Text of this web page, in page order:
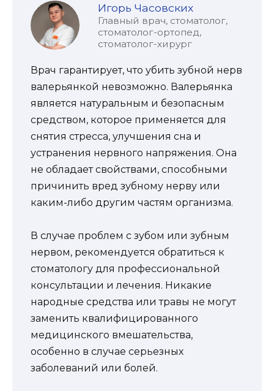
Игорь Часовских
Главный врач, стоматолог,
стоматолог-ортопед,
стоматолог-хирург
Врач гарантирует, что убить зубной нерв
валерьянкой невозможно. Валерьянка
является натуральным и безопасным
средством, которое применяется для
снятия стресса, улучшения сна и
устранения нервного напряжения. Она
не обладает свойствами, способными
причинить вред зубному нерву или
каким-либо другим частям организма.
В случае проблем с зубом или зубным
нервом, рекомендуется обратиться к
стоматологу для профессиональной
консультации и лечения. Никакие
народные средства или травы не могут
заменить квалифицированного
медицинского вмешательства,
особенно в случае серьезных
заболеваний или болей.